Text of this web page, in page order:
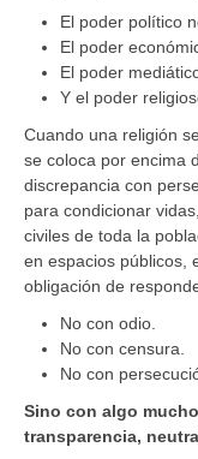
El poder político
El poder
El poder
Y el poder
Cuando una religión
se coloca por encima
discrepancia con
para condicionar
civiles de toda la
en espacios públicos,
obligación de
No con odio.
No con censura.
No con
Sino con algo
transparencia,